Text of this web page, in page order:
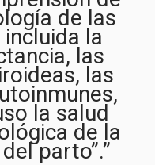
de las
la
las
las
la salud
de la
parto”.”